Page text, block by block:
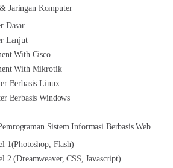
Jaringan Komputer
Dasar
Lanjut
With Cisco
With Mikrotik
Berbasis Linux
Berbasis Windows
Sistem Informasi Berbasis Web
1(Photoshop, Flash)
2 (Dreamweaver, CSS, Javascript)